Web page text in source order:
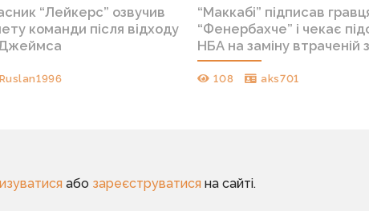
“Лейкерс” озвучив
команди після відходу
Ruslan1996
“Маккабі” підписав
“Фенербахче” і чекає
НБА на заміну втраченій
108 aks701
або зареєструватисяна сайті.